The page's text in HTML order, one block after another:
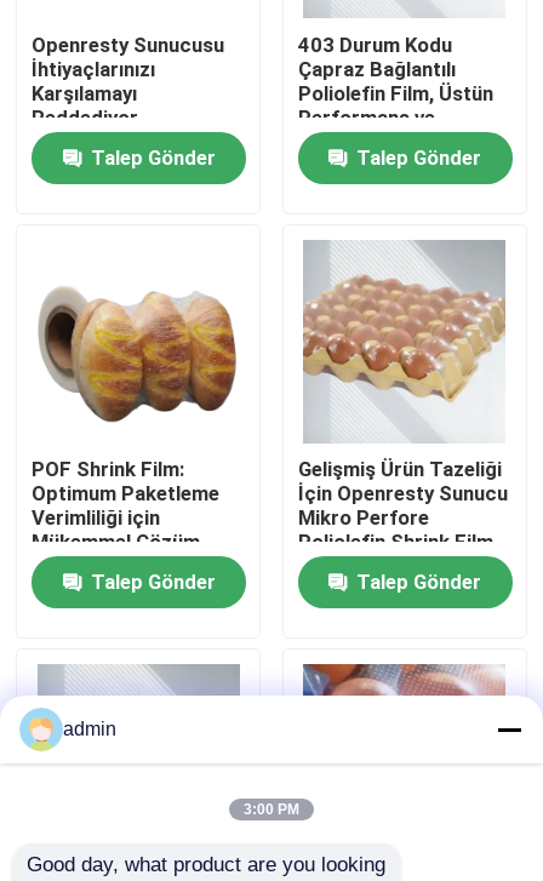
Ana sayfa
VİDEOLAR
Hakkımızda
Fabrika turu
Kalite kontrol
PE küçültme filmleri
pvc büzülme filmi
Openresty Sunucusu
İhtiyaçlarınızı
Karşılamayı
Reddediyor
Talep Gönder
403 Durum Kodu
Çapraz Bağlantılı
Poliolefin Film, Üstün
Performans ve
Dayanıklılık ile Ambalaj
Standartlarını
Karşılamaktadır
Talep Gönder
POF Shrink Film:
Optimum Paketleme
Verimliliği için
Mükemmel Çözüm
Talep Gönder
Gelişmiş Ürün Tazeliği
İçin Openresty Sunucu
Mikro Perfore
Poliolefin Shrink Film
Talep Gönder
admin
3:00 PM
Good day, what product are you looking